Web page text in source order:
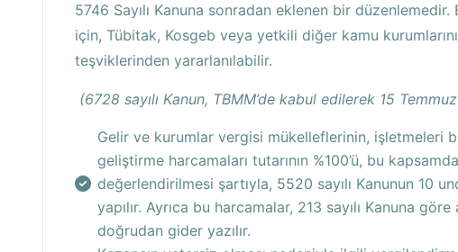
5746 Sayılı Kanuna sonradan eklenen bir
için, Tübitak, Kosgeb veya yetkili diğer kamu
teşviklerinden yararlanılabilir.
(6728 sayılı Kanun, TBMM’de kabul edilerek 15
Gelir ve kurumlar vergisi mükelleflerinin, işletmeleri
geliştirme harcamaları tutarının %100’ü, bu
değerlendirilmesi şartıyla, 5520 sayılı Kanunun 10
yapılır. Ayrıca bu harcamalar, 213 sayılı Kanuna
doğrudan gider yazılır.